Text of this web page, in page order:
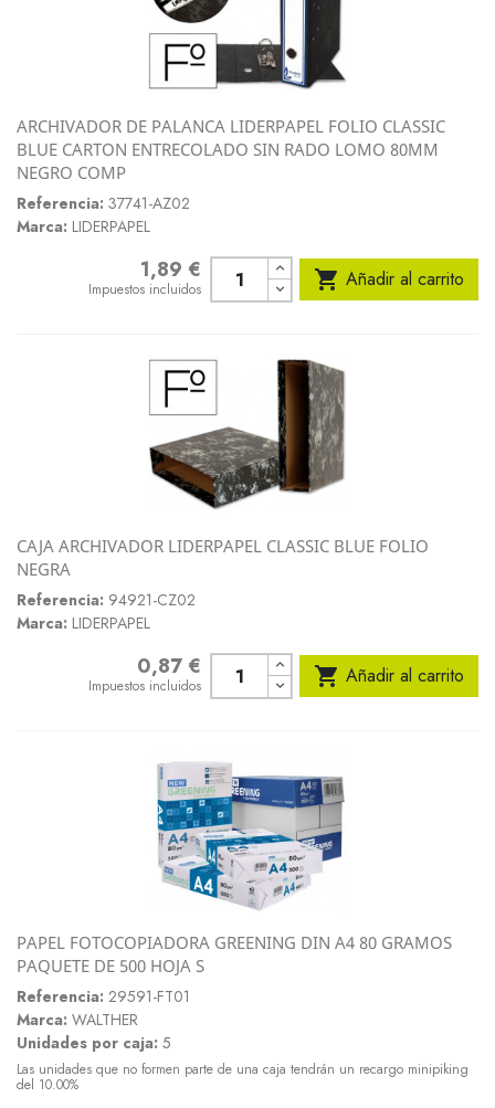
ARCHIVADOR DE PALANCA LIDERPAPEL FOLIO CLASSIC
BLUE CARTON ENTRECOLADO SIN RADO LOMO 80MM
NEGRO COMP
Referencia: 37741-AZ02
Marca: LIDERPAPEL
1,89 €
Impuestos incluidos  Añadir al carrito
CAJA ARCHIVADOR LIDERPAPEL CLASSIC BLUE FOLIO
NEGRA
Referencia: 94921-CZ02
Marca: LIDERPAPEL
0,87 €
Impuestos incluidos  Añadir al carrito
PAPEL FOTOCOPIADORA GREENING DIN A4 80 GRAMOS
PAQUETE DE 500 HOJA S
Referencia: 29591-FT01
Marca: WALTHER
Unidades por caja: 5
Las unidades que no formen parte de una caja tendrán un recargo minipiking
del 10.00%